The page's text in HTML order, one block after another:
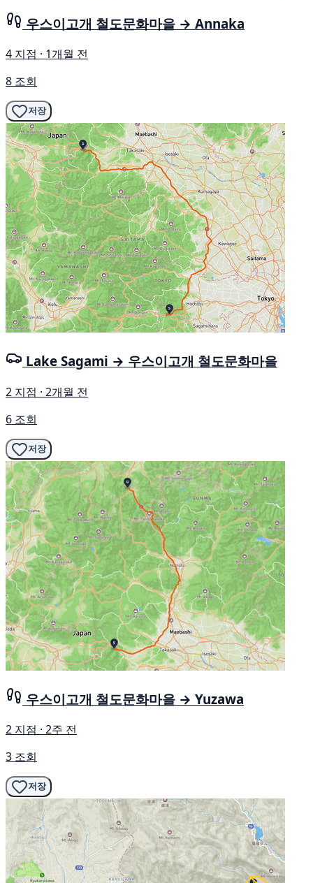
우스이고개 철도문화마을 → Annaka
4 지점 · 1개월 전
8 조회
저장
Lake Sagami → 우스이고개 철도문화마을
2 지점 · 2개월 전
6 조회
저장
우스이고개 철도문화마을 → Yuzawa
2 지점 · 2주 전
3 조회
저장